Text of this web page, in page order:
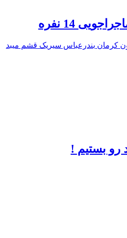
14 نفره
کرمان بندرعباس سیریک قشم میبد
رو بستیم !